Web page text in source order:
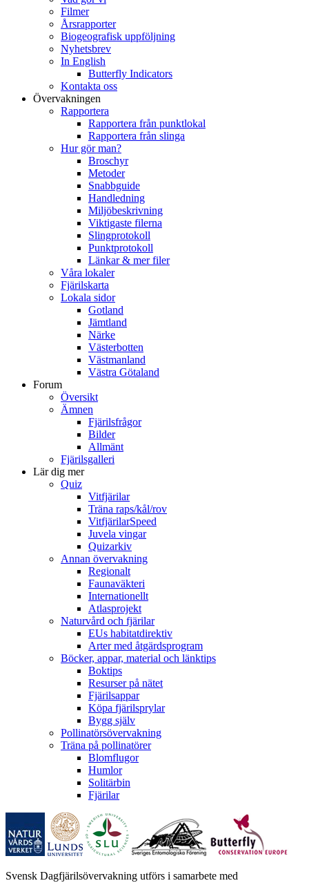
Filmer
Årsrapporter
Biogeografisk uppföljning
Nyhetsbrev
In English
Butterfly Indicators
Kontakta oss
Övervakningen
Rapportera
Rapportera från punktlokal
Rapportera från slinga
Hur gör man?
Broschyr
Metoder
Snabbguide
Handledning
Miljöbeskrivning
Viktigaste filerna
Slingprotokoll
Punktprotokoll
Länkar & mer filer
Våra lokaler
Fjärilskarta
Lokala sidor
Gotland
Jämtland
Närke
Västerbotten
Västmanland
Västra Götaland
Forum
Översikt
Ämnen
Fjärilsfrågor
Bilder
Allmänt
Fjärilsgalleri
Lär dig mer
Quiz
Vitfjärilar
Träna raps/kål/rov
VitfjärilarSpeed
Juvela vingar
Quizarkiv
Annan övervakning
Regionalt
Faunaväkteri
Internationellt
Atlasprojekt
Naturvård och fjärilar
EUs habitatdirektiv
Arter med åtgärdsprogram
Böcker, appar, material och länktips
Boktips
Resurser på nätet
Fjärilsappar
Köpa fjärilsprylar
Bygg själv
Pollinatörsövervakning
Träna på pollinatörer
Blomflugor
Humlor
Solitärbin
Fjärilar
Svensk Dagfjärilsövervakning utförs i samarbete med